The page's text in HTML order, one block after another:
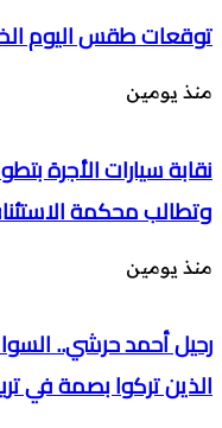
توقعات طقس اليوم
منذ يومين
نقابة سيارات الأجرة
وتطالب محكمة
منذ يومين
رحيل أحمد حرشي..
الذين تركوا بصمة في